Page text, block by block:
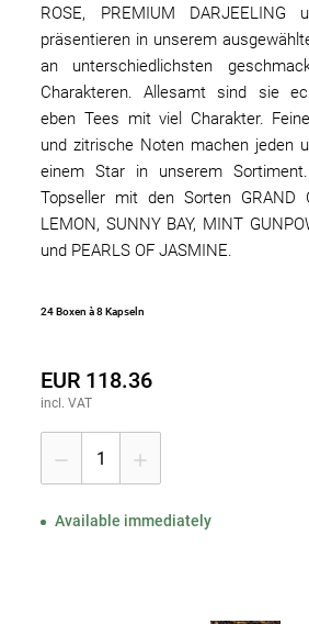
ROSE, PREMIUM DARJEELING
präsentieren in unserem
an unterschiedlichsten
Charakteren. Allesamt sind sie
eben Tees mit viel Charakter.
und zitrische Noten machen jeden
einem Star in unserem
Topseller mit den Sorten GRAND
LEMON, SUNNY BAY, MINT
und PEARLS OF JASMINE.
24 Boxen à 8 Kapseln
EUR 118.36
incl. VAT
1
Available immediately